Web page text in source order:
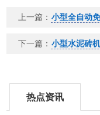
上一篇： 小型全自动
下一篇： 小型水泥砖
热点资讯